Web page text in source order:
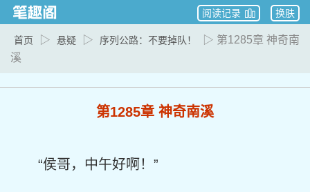
换肤
阅读记录
首页 ▷ 悬疑 ▷ 序列公路：不要掉队！
▷ 第1285章 神奇南
溪
第1285章 神奇南溪
“侯哥，中午好啊！”